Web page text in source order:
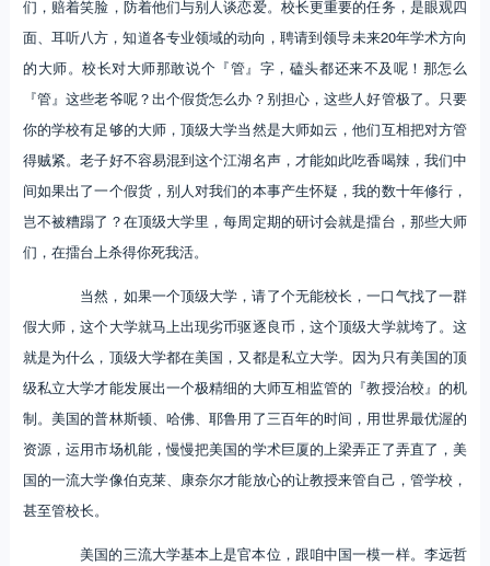
们，赔着笑脸，防着他们与别人谈恋爱。校长更重要的任务，是眼观四
面、耳听八方，知道各专业领域的动向，聘请到领导未来20年学术方向
的大师。校长对大师那敢说个『管』字，磕头都还来不及呢！那怎么
『管』这些老爷呢？出个假货怎么办？别担心，这些人好管极了。只要
你的学校有足够的大师，顶级大学当然是大师如云，他们互相把对方管
得贼紧。老子好不容易混到这个江湖名声，才能如此吃香喝辣，我们中
间如果出了一个假货，别人对我们的本事产生怀疑，我的数十年修行，
岂不被糟蹋了？在顶级大学里，每周定期的研讨会就是擂台，那些大师
们，在擂台上杀得你死我活。
当然，如果一个顶级大学，请了个无能校长，一口气找了一群
假大师，这个大学就马上出现劣币驱逐良币，这个顶级大学就垮了。这
就是为什么，顶级大学都在美国，又都是私立大学。因为只有美国的顶
级私立大学才能发展出一个极精细的大师互相监管的『教授治校』的机
制。美国的普林斯顿、哈佛、耶鲁用了三百年的时间，用世界最优渥的
资源，运用市场机能，慢慢把美国的学术巨厦的上梁弄正了弄直了，美
国的一流大学像伯克莱、康奈尔才能放心的让教授来管自己，管学校，
甚至管校长。
美国的三流大学基本上是官本位，跟咱中国一模一样。李远哲